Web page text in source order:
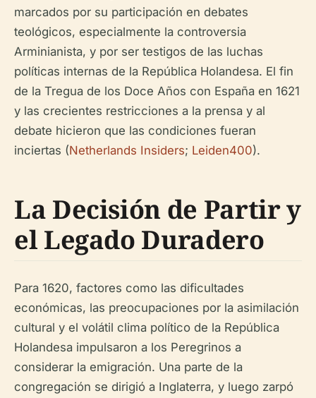
marcados por su participación en debates
teológicos, especialmente la controversia
Arminianista, y por ser testigos de las luchas
políticas internas de la República Holandesa. El fin
de la Tregua de los Doce Años con España en 1621
y las crecientes restricciones a la prensa y al
debate hicieron que las condiciones fueran
inciertas (Netherlands Insiders; Leiden400).
La Decisión de Partir y
el Legado Duradero
Para 1620, factores como las dificultades
económicas, las preocupaciones por la asimilación
cultural y el volátil clima político de la República
Holandesa impulsaron a los Peregrinos a
considerar la emigración. Una parte de la
congregación se dirigió a Inglaterra, y luego zarpó